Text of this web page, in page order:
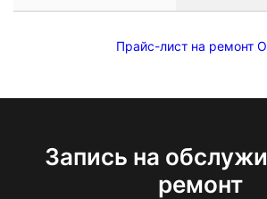
Прайс-лист на ремонт
Запись на
ремонт